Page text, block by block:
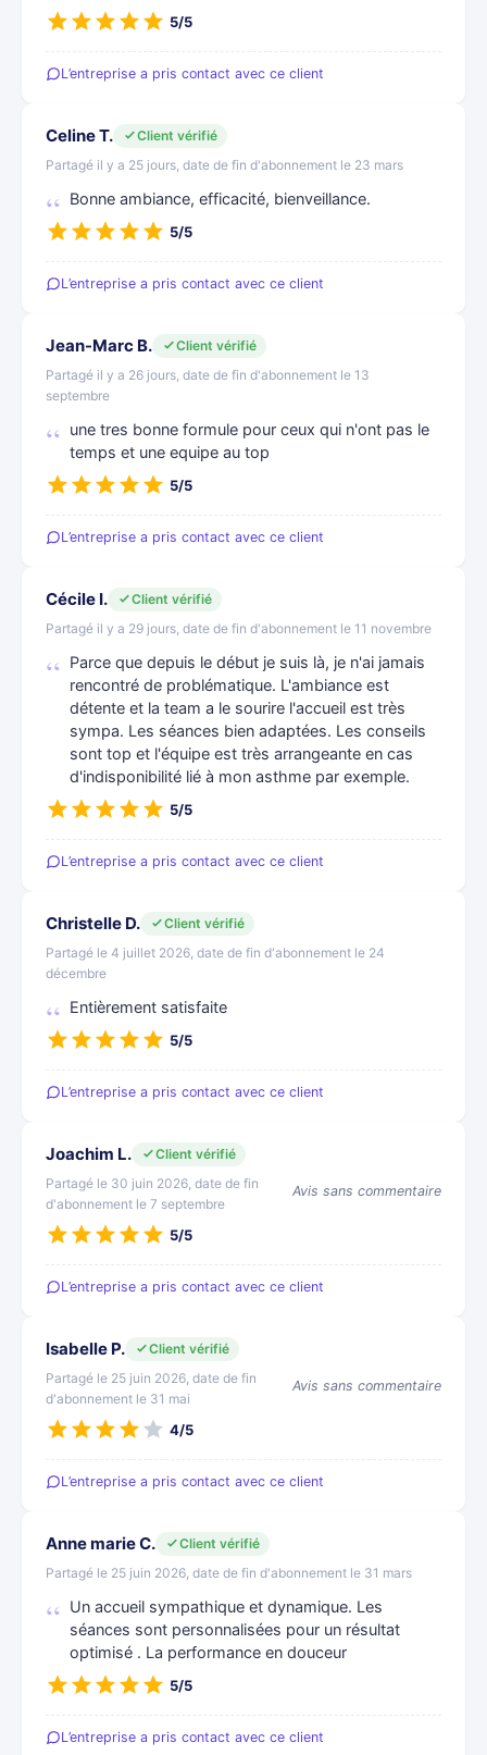
5/5
L’entreprise a pris contact avec ce client
Celine T.
Client vérifié
Partagé il y a 25 jours, date de fin d'abonnement le 23 mars
Bonne ambiance, efficacité, bienveillance.
5/5
L’entreprise a pris contact avec ce client
Jean-Marc B.
Client vérifié
Partagé il y a 26 jours, date de fin d'abonnement le 13
septembre
une tres bonne formule pour ceux qui n'ont pas le
temps et une equipe au top
5/5
L’entreprise a pris contact avec ce client
Cécile I.
Client vérifié
Partagé il y a 29 jours, date de fin d'abonnement le 11 novembre
Parce que depuis le début je suis là, je n'ai jamais
rencontré de problématique. L'ambiance est
détente et la team a le sourire l'accueil est très
sympa. Les séances bien adaptées. Les conseils
sont top et l'équipe est très arrangeante en cas
d'indisponibilité lié à mon asthme par exemple.
5/5
L’entreprise a pris contact avec ce client
Christelle D.
Client vérifié
Partagé le 4 juillet 2026, date de fin d'abonnement le 24
décembre
Entièrement satisfaite
5/5
L’entreprise a pris contact avec ce client
Joachim L.
Client vérifié
Partagé le 30 juin 2026, date de fin
d'abonnement le 7 septembre
Avis sans commentaire
5/5
L’entreprise a pris contact avec ce client
Isabelle P.
Client vérifié
Partagé le 25 juin 2026, date de fin
d'abonnement le 31 mai
Avis sans commentaire
4/5
L’entreprise a pris contact avec ce client
Anne marie C.
Client vérifié
Partagé le 25 juin 2026, date de fin d'abonnement le 31 mars
Un accueil sympathique et dynamique. Les
séances sont personnalisées pour un résultat
optimisé . La performance en douceur
5/5
L’entreprise a pris contact avec ce client